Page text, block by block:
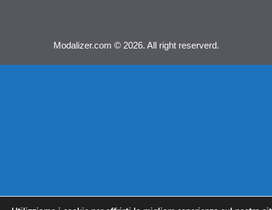
Modalizer.com © 2026. All right reserverd.